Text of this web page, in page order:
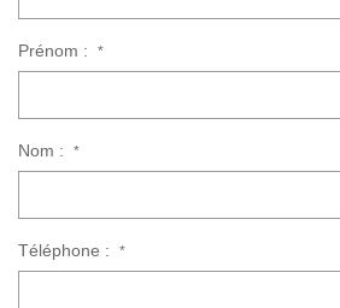
Prénom : *
Nom : *
Téléphone : *